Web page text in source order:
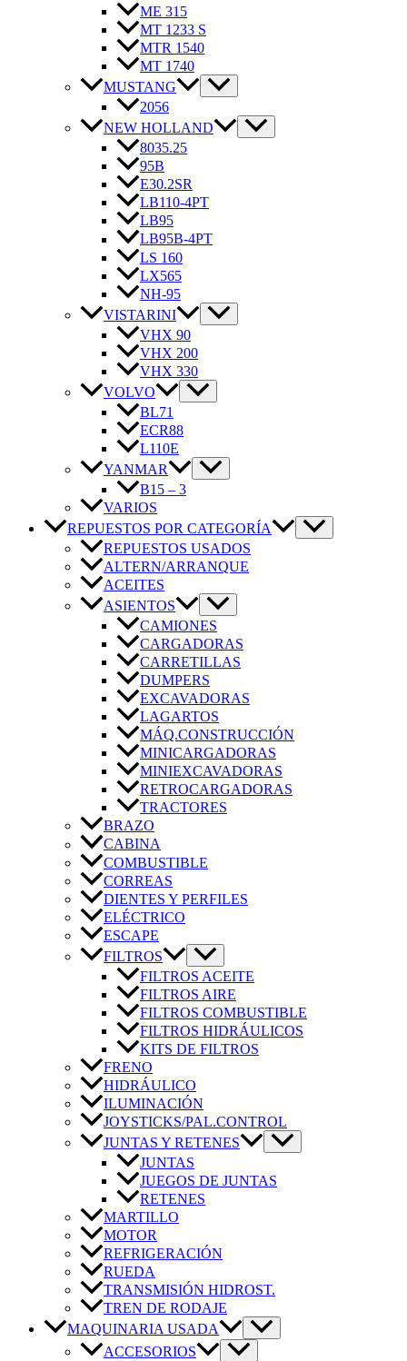
ME 315
MT 1233 S
MTR 1540
MT 1740
MUSTANG
2056
NEW HOLLAND
8035.25
95B
E30.2SR
LB110-4PT
LB95
LB95B-4PT
LS 160
LX565
NH-95
VISTARINI
VHX 90
VHX 200
VHX 330
VOLVO
BL71
ECR88
L110E
YANMAR
B15 – 3
VARIOS
REPUESTOS POR CATEGORÍA
REPUESTOS USADOS
ALTERN/ARRANQUE
ACEITES
ASIENTOS
CAMIONES
CARGADORAS
CARRETILLAS
DUMPERS
EXCAVADORAS
LAGARTOS
MÁQ.CONSTRUCCIÓN
MINICARGADORAS
MINIEXCAVADORAS
RETROCARGADORAS
TRACTORES
BRAZO
CABINA
COMBUSTIBLE
CORREAS
DIENTES Y PERFILES
ELÉCTRICO
ESCAPE
FILTROS
FILTROS ACEITE
FILTROS AIRE
FILTROS COMBUSTIBLE
FILTROS HIDRÁULICOS
KITS DE FILTROS
FRENO
HIDRÁULICO
ILUMINACIÓN
JOYSTICKS/PAL.CONTROL
JUNTAS Y RETENES
JUNTAS
JUEGOS DE JUNTAS
RETENES
MARTILLO
MOTOR
REFRIGERACIÓN
RUEDA
TRANSMISIÓN HIDROST.
TREN DE RODAJE
MAQUINARIA USADA
ACCESORIOS